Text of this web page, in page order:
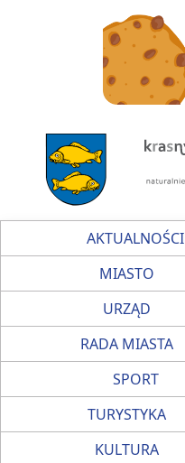
AKTUALNOŚCI
MIASTO
URZĄD
RADA MIASTA
SPORT
TURYSTYKA
KULTURA